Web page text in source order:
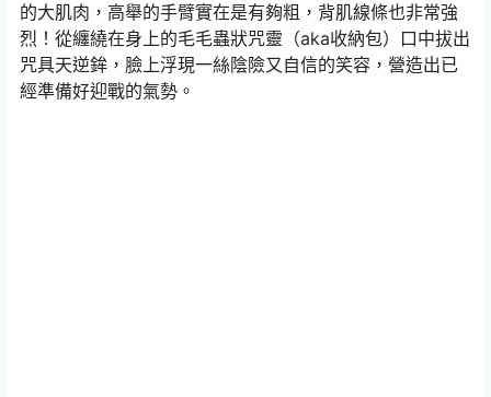
的大肌肉，高舉的手臂實在是有夠粗，背肌線條也非常強
烈！從纏繞在身上的毛毛蟲狀咒靈（aka收納包）口中拔出
咒具天逆鉾，臉上浮現一絲陰險又自信的笑容，營造出已
經準備好迎戰的氣勢。